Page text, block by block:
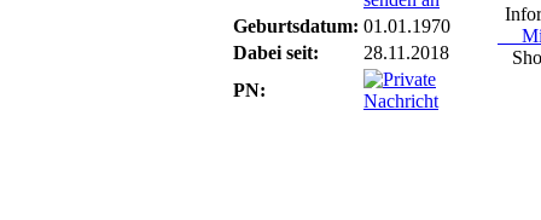
Geburtsdatum: 01.01.1970
Dabei seit:
28.11.2018
PN: